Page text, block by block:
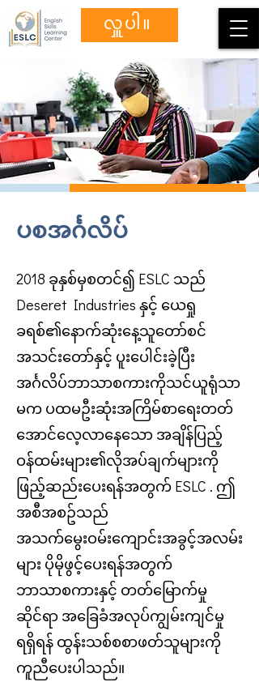
လှူပါ။
ပစအင်္ဂလိပ်
2018 ခုနှစ်မှစတင်၍ ESLC သည်
Deseret Industries နှင့် ယေရှု
ခရစ်၏နောက်ဆုံးနေ့သူတော်စင်
အသင်းတော်နှင့် ပူးပေါင်းခဲ့ပြီး
အင်္ဂလိပ်ဘာသာစကားကိုသင်ယူရုံသာ
မက ပထမဦးဆုံးအကြိမ်စာရေးတတ်
အောင်လေ့လာနေသော အချိန်ပြည့်
ဝန်ထမ်းများ၏လိုအပ်ချက်များကို
ဖြည့်ဆည်းပေးရန်အတွက် ESLC . ဤ
အစီအစဥ်သည်
အသက်မွေးဝမ်းကျောင်းအခွင့်အလမ်း
များ ပိုမိုဖွင့်ပေးရန်အတွက်
ဘာသာစကားနှင့် တတ်မြောက်မှု
ဆိုင်ရာ အခြေခံအလုပ်ကျွမ်းကျင်မှု
ရရှိရန် ထွန်းသစ်စစာဖတ်သူများကို
ကူညီပေးပါသည်။